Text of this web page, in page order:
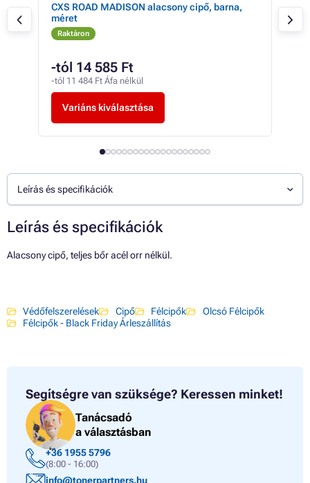
CXS ROAD MADISON alacsony cipő, barna,
méret
Raktáron
-tól 14 585 Ft
-tól 11 484 Ft Áfa nélkül
Variáns kiválasztása
Leírás és specifikációk
Leírás és specifikációk
Alacsony cipő, teljes bőr acél orr nélkül.
Védőfelszerelések Cipő Félcipők
Olcsó Félcipők
Félcipők - Black Friday Árleszállítás
Segítségre van szüksége? Keressen minket!
Tanácsadó
a választásban
+36 1955 5796
(8:00 - 16:00)
info@tonerpartners.hu